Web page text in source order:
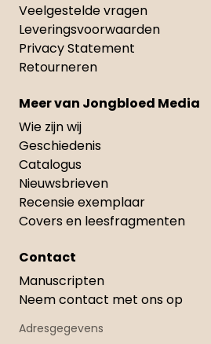
Veelgestelde vragen
Leveringsvoorwaarden
Privacy Statement
Retourneren
Meer van Jongbloed Media
Wie zijn wij
Geschiedenis
Catalogus
Nieuwsbrieven
Recensie exemplaar
Covers en leesfragmenten
Contact
Manuscripten
Neem contact met ons op
Adresgegevens